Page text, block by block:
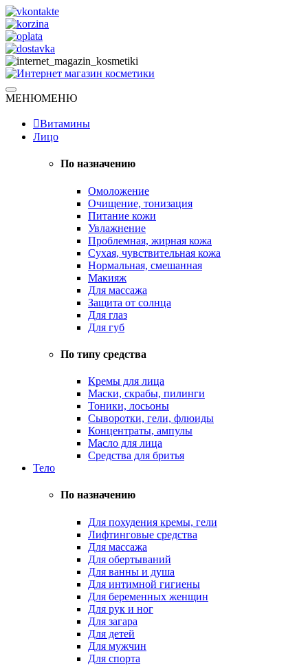
Skip
to
content
Интернет магазин косметики
Натуральная косметика
МЕНЮМЕНЮ
Витамины
Лицо
По назначению
Омоложение
Очищение, тонизация
Питание кожи
Увлажнение
Проблемная, жирная кожа
Сухая, чувствительная кожа
Нормальная, смешанная
Макияж
Для массажа
Защита от солнца
Для глаз
Для губ
По типу средства
Кремы для лица
Маски, скрабы, пилинги
Тоники, лосьоны
Сыворотки, гели, флюиды
Концентраты, ампулы
Масло для лица
Средства для бритья
Тело
По назначению
Для похудения кремы, гели
Лифтинговые средства
Для массажа
Для обертываний
Для ванны и душа
Для интимной гигиены
Для беременных женщин
Для рук и ног
Для загара
Для детей
Для мужчин
Для спорта